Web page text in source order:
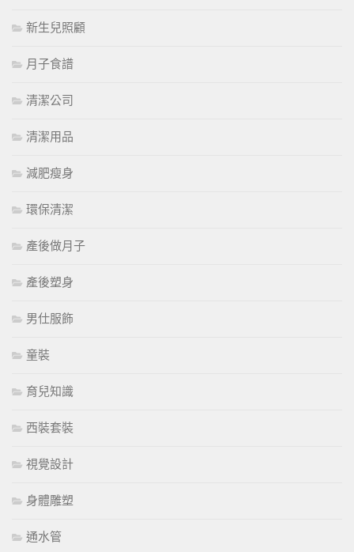
新生兒照顧
月子食譜
清潔公司
清潔用品
減肥瘦身
環保清潔
產後做月子
產後塑身
男仕服飾
童裝
育兒知識
西裝套裝
視覺設計
身體雕塑
通水管